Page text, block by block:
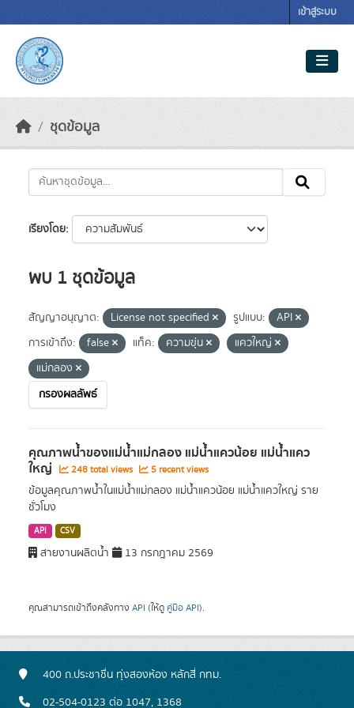
เข้าสู่ระบบ
ชุดข้อมูล
เรียงโดย
พบ 1 ชุดข้อมูล
สัญญาอนุญาต: License not specified รูปแบบ:
API
การเข้าถึง:
false แท็ค: ความขุ่น
แควใหญ่
แม่กลอง
กรองผลลัพธ์
คุณภาพน้ำของแม่น้ำแม่กลอง แม่น้ำแควน้อย แม่น้ำแคว
ใหญ่ 248 total views 5 recent views
ข้อมูลคุณภาพน้ำในแม่น้ำแม่กลอง แม่น้ำแควน้อย แม่น้ำแควใหญ่ ราย
ชั่วโมง
API CSV
สายงานผลิตน้ำ 13 กรกฎาคม 2569
คุณสามารถเข้าถึงคลังทาง API (ให้ดู คู่มือ API).
400 ถ.ประชาชื่น ทุ่งสองห้อง หลักสี่ กทม.
02-504-0123 ต่อ 1047, 1368